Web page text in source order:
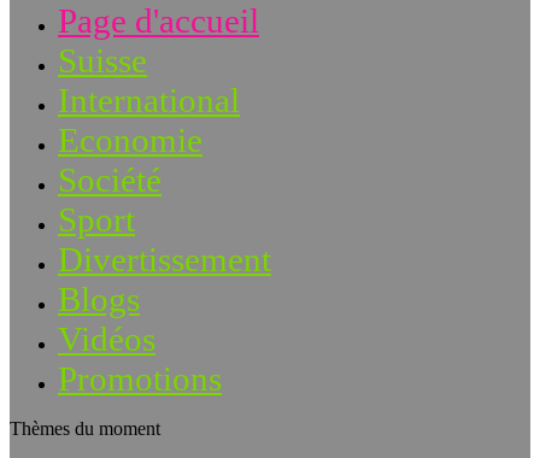
Page d'accueil
Suisse
International
Economie
Société
Sport
Divertissement
Blogs
Vidéos
Promotions
Thèmes du moment